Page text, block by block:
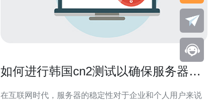
如何进行韩国cn2测试以确保服务器稳
在互联网时代，服务器的稳定性对于企业和个人用户来说